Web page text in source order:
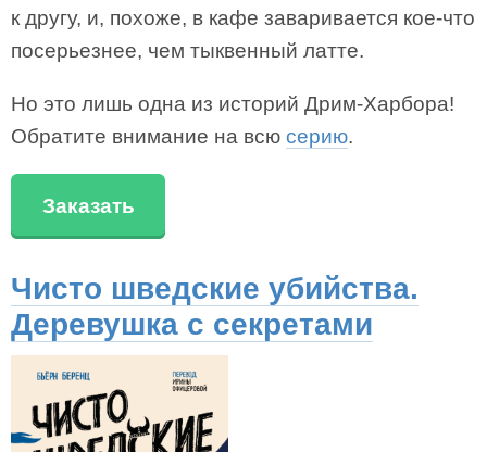
к другу, и, похоже, в кафе заваривается кое-что
посерьезнее, чем тыквенный латте.
Но это лишь одна из историй Дрим-Харбора!
Обратите внимание на всю серию.
Заказать
Чисто шведские убийства.
Деревушка с секретами